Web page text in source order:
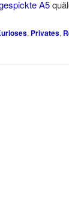
A5
, Privates,